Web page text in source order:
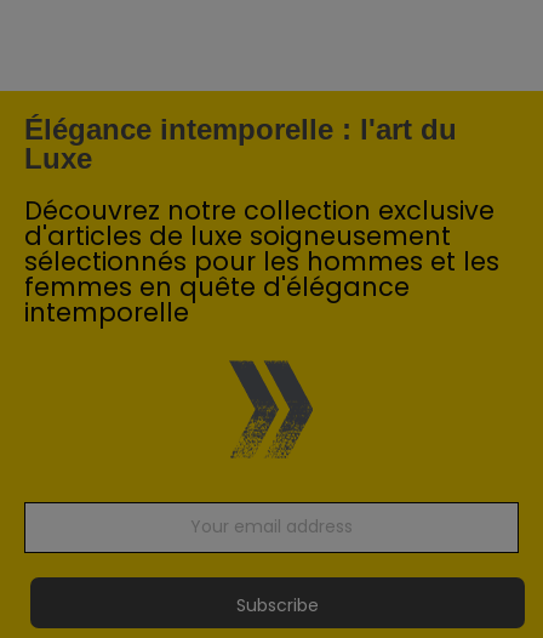
Élégance intemporelle : l'art du
Luxe
Découvrez notre collection exclusive
d'articles de luxe soigneusement
sélectionnés pour les hommes et les
femmes en quête d'élégance
intemporelle
Subscribe